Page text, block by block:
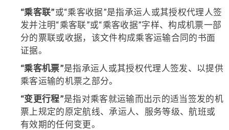
“乘客联”或“乘客收据”是指承运人或其授权代理人签
发并注明“乘客联”或“乘客收据”字样、构成机票一部
分的票联或收据，该文件构成乘客运输合同的书面
证据。
“乘客机票”是指承运人或其授权代理人签发、以提供
乘客运输的机票之部分。
“变更行程”是指对乘客就运输而出示的适当签发的机
票上规定的原定航线、承运人、服务等级、航班或
有效期的任何变更。